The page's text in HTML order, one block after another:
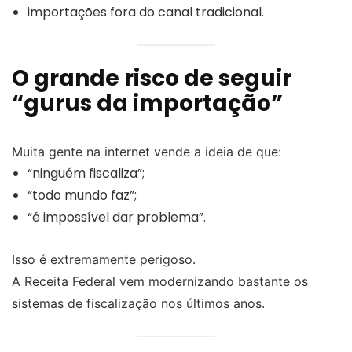
importações fora do canal tradicional.
O grande risco de seguir
“gurus da importação”
Muita gente na internet vende a ideia de que:
“ninguém fiscaliza”;
“todo mundo faz”;
“é impossível dar problema”.
Isso é extremamente perigoso.
A Receita Federal vem modernizando bastante os
sistemas de fiscalização nos últimos anos.